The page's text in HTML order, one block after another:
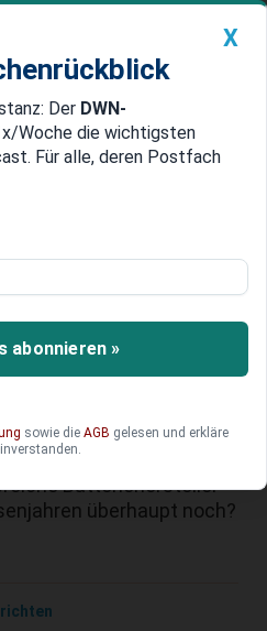
Geldanlage Premium
Magazin China
Produktion
weg
Kunden und
Die Produktion
Politik und
alarmiert. Doch wie
Batteriehersteller
überhaupt noch?
X
Der DWN-
Woche die wichtigsten
Für alle, deren Postfach
abonnieren »
sowie die AGB gelesen und erkläre